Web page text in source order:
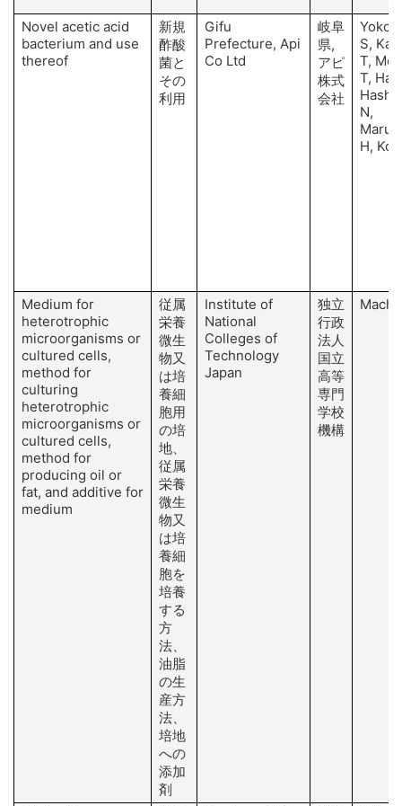
Novel acetic acid
bacterium and use
thereof
新規
酢酸
菌と
その
利用
Gifu
Prefecture, Api
Co Ltd
岐阜
県,
アピ
株式
会社
S,
T,
T,
N,
H,
Medium for
heterotrophic
microorganisms or
cultured cells,
method for
culturing
heterotrophic
microorganisms or
cultured cells,
method for
producing oil or
fat, and additive for
medium
従属
栄養
微生
物又
は培
養細
胞用
の培
地、
従属
栄養
微生
物又
は培
養細
胞を
培養
する
方
法、
油脂
の生
産方
法、
培地
への
添加
剤
Institute of
National
Colleges of
Technology
Japan
独立
行政
法人
国立
高等
専門
学校
機構